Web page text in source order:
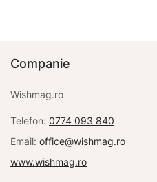
Companie
Wishmag.ro
Telefon:0774 093 840
Email:office@wishmag.ro
www.wishmag.ro